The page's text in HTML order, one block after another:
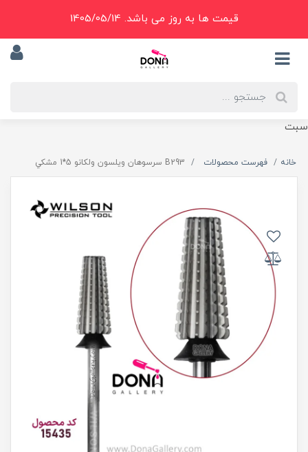
سبت
قیمت ها به روز می باشد. 1405/05/14
خانه فهرست محصولات B293 سرسوهان ويلسون ولکانو 5*1 مشکي